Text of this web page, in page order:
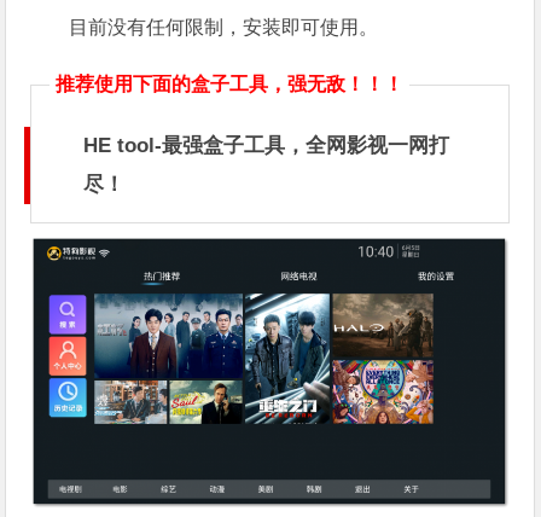
目前没有任何限制，安装即可使用。
推荐使用下面的盒子工具，强无敌！！！
HE tool-最强盒子工具，全网影视一网打
尽！